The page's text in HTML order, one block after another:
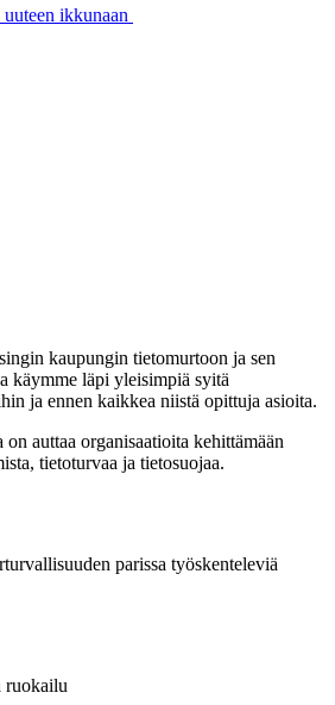
ikkunaan
kaupungin tietomurtoon ja sen
käymme läpi yleisimpiä syitä
ja ennen kaikkea niistä opittuja asioita.
auttaa organisaatioita kehittämään
tietoturvaa ja tietosuojaa.
parissa työskenteleviä
ruokailu